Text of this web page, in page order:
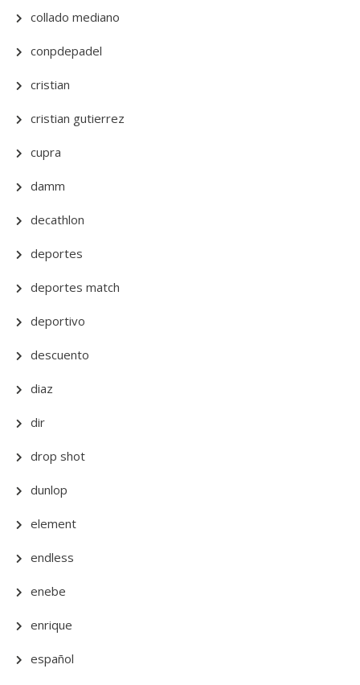
collado mediano
conpdepadel
cristian
cristian gutierrez
cupra
damm
decathlon
deportes
deportes match
deportivo
descuento
diaz
dir
drop shot
dunlop
element
endless
enebe
enrique
español